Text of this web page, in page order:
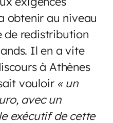
obtenir au niveau
de redistribution
Il en a vite
à Athènes
vouloir « un
avec un
exécutif de cette